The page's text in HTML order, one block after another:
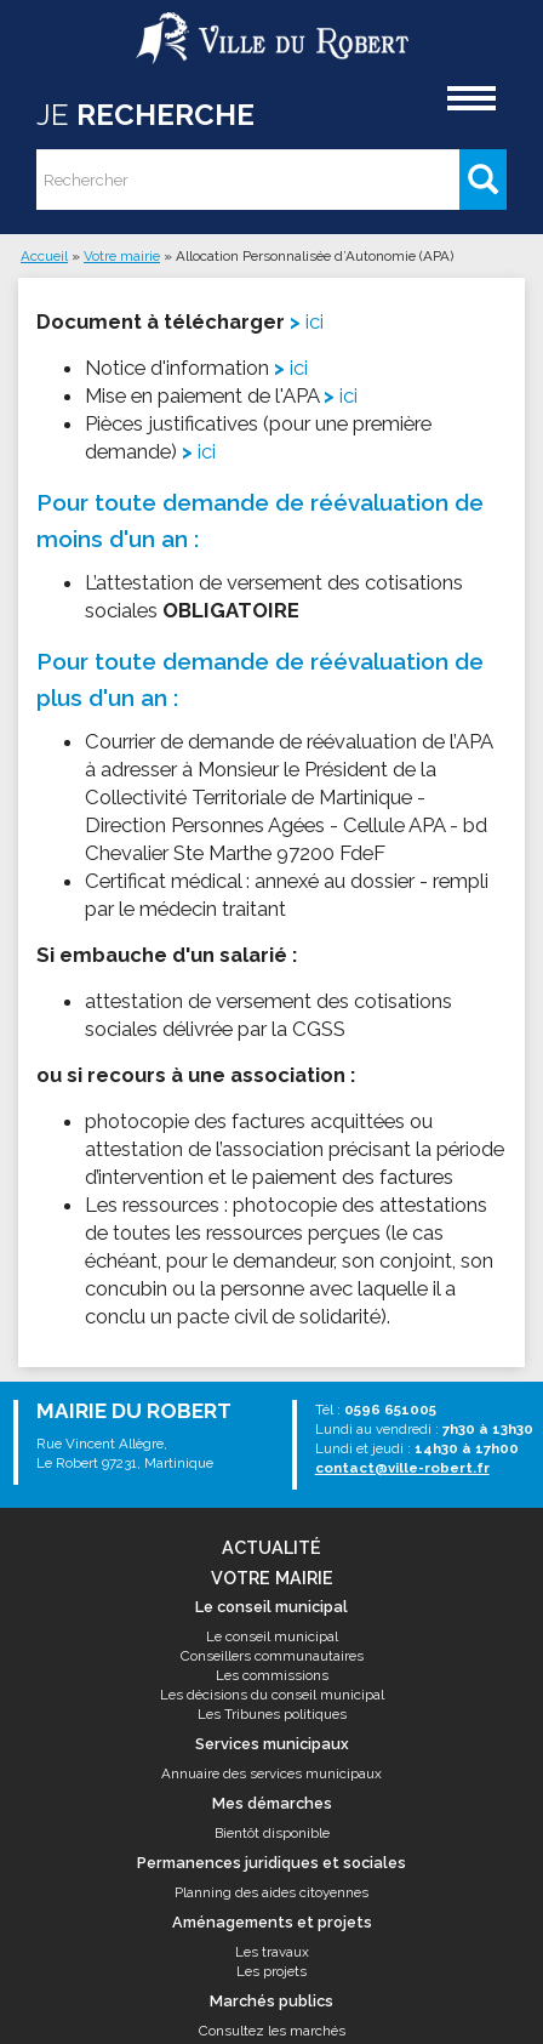
Aller au contenu principal
JE RECHERCHE
Formulaire de recherche
Rechercher
Vous êtes ici
Accueil » Votre mairie » Allocation Personnalisée d’Autonomie (APA)
Document à télécharger
ici
Notice d'information
ici
Mise en paiement de l'APA
ici
Pièces justificatives (pour une première
demande)
ici
Pour toute demande de réévaluation de
moins d'un an :
L’attestation de versement des cotisations
sociales OBLIGATOIRE
Pour toute demande de réévaluation de
plus d'un an :
Courrier de demande de réévaluation de l’APA
à adresser à Monsieur le Président de la
Collectivité Territoriale de Martinique -
Direction Personnes Agées - Cellule APA - bd
Chevalier Ste Marthe 97200 FdeF
Certificat médical : annexé au dossier - rempli
par le médecin traitant
Si embauche d'un salarié :
attestation de versement des cotisations
sociales délivrée par la CGSS
​ou si recours à une association :
photocopie des factures acquittées ou
attestation de l’association précisant la période
d’intervention et le paiement des factures
Les ressources : photocopie des attestations
de toutes les ressources perçues (le cas
échéant, pour le demandeur, son conjoint, son
concubin ou la personne avec laquelle il a
conclu un pacte civil de solidarité).
MAIRIE DU ROBERT
Rue Vincent Allègre,
Le Robert 97231, Martinique
Tél : 0596 651005
Lundi au vendredi : 7h30 à 13h30
Lundi et jeudi : 14h30 à 17h00
contact@ville-robert.fr
ACTUALITÉ
VOTRE MAIRIE
Le conseil municipal
Le conseil municipal
Conseillers communautaires
Les commissions
Les décisions du conseil municipal
Les Tribunes politiques
Services municipaux
Annuaire des services municipaux
Mes démarches
Bientôt disponible
Permanences juridiques et sociales
Planning des aides citoyennes
Aménagements et projets
Les travaux
Les projets
Marchés publics
Consultez les marchés